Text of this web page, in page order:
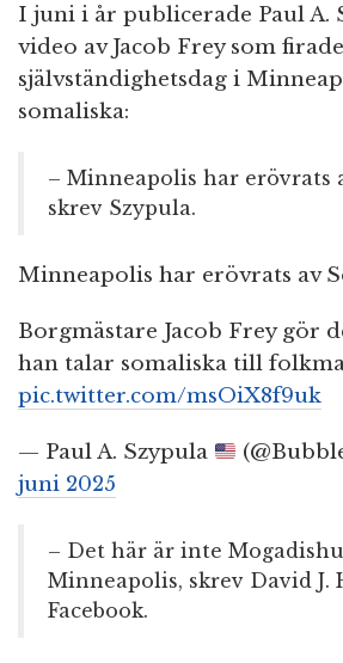
I juni i år publicerade Paul A.
video av Jacob Frey som
självständighetsdag i
somaliska:
– Minneapolis har erövrats
skrev Szypula.
Minneapolis har erövrats av
Borgmästare Jacob Frey gör
han talar somaliska till
pic.twitter.com/msOiX8f9uk
— Paul A. Szypula
juni 2025
– Det här är inte
Minneapolis, skrev David J.
Facebook.